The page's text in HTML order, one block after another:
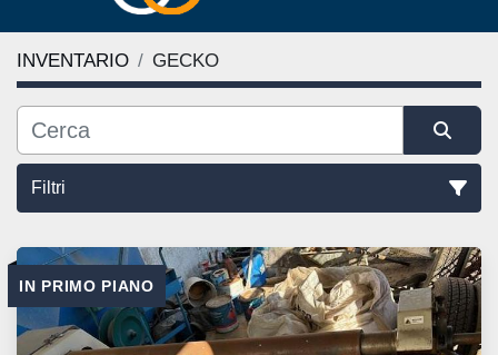
INVENTARIO GECKO
Filtri
Tutte le categorie
Ordina per
IN PRIMO PIANO